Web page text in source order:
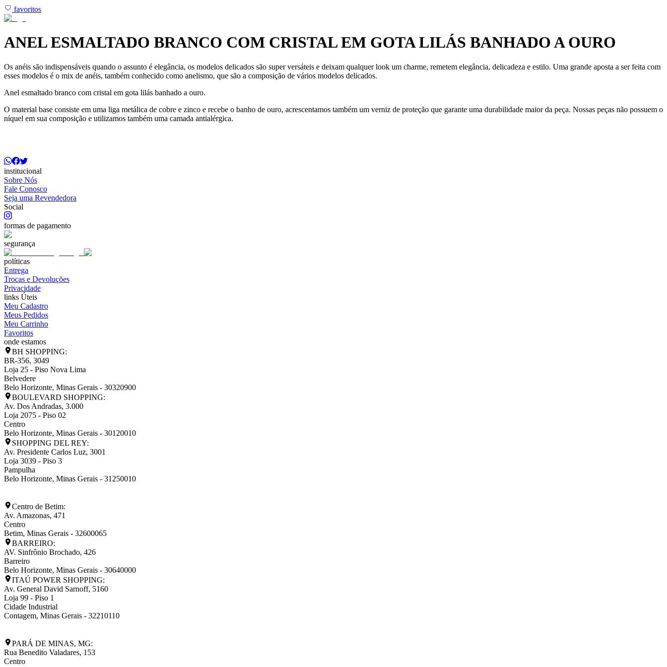
favoritos
ANEL ESMALTADO BRANCO COM CRISTAL EM GOTA LILÁS BANHADO A OURO
Os anéis são indispensáveis quando o assunto é elegância, os modelos delicados são super versáteis e deixam qualquer look um charme, remetem elegância, delicadeza e estilo. Uma grande aposta a ser feita com
esses modelos é o mix de anéis, também conhecido como anelismo, que são a composição de vários modelos delicados.
Anel esmaltado branco com cristal em gota lilás banhado a ouro.
O material base consiste em uma liga metálica de cobre e zinco e recebe o banho de ouro, acrescentamos também um verniz de proteção que garante uma durabilidade maior da peça. Nossas peças não possuem o
níquel em sua composição e utilizamos também uma camada antialérgica.
institucional
Sobre Nós
Fale Conosco
Seja uma Revendedora
Social
formas de pagamento
segurança
políticas
Entrega
Trocas e Devoluções
Privacidade
links Úteis
Meu Cadastro
Meus Pedidos
Meu Carrinho
Favoritos
onde estamos
BH SHOPPING:
BR-356, 3049
Loja 25 - Piso Nova Lima
Belvedere
Belo Horizonte, Minas Gerais - 30320900
BOULEVARD SHOPPING:
Av. Dos Andradas, 3.000
Loja 2075 - Piso 02
Centro
Belo Horizonte, Minas Gerais - 30120010
SHOPPING DEL REY:
Av. Presidente Carlos Luz, 3001
Loja 3039 - Piso 3
Pampulha
Belo Horizonte, Minas Gerais - 31250010
Centro de Betim:
Av. Amazonas, 471
Centro
Betim, Minas Gerais - 32600065
BARREIRO:
AV. Sinfrônio Brochado, 426
Barreiro
Belo Horizonte, Minas Gerais - 30640000
ITAÚ POWER SHOPPING:
Av. General David Sarnoff, 5160
Loja 99 - Piso 1
Cidade Industrial
Contagem, Minas Gerais - 32210110
PARÁ DE MINAS, MG:
Rua Benedito Valadares, 153
Centro